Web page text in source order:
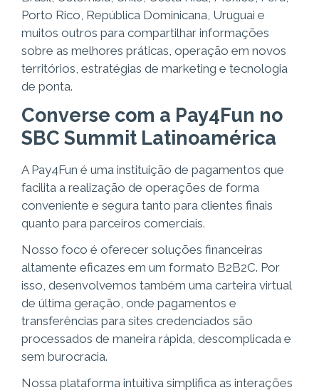
Porto Rico, República Dominicana, Uruguai e
muitos outros para compartilhar informações
sobre as melhores práticas, operação em novos
territórios, estratégias de marketing e tecnologia
de ponta.
Converse com a Pay4Fun no
SBC Summit Latinoamérica
A Pay4Fun é uma instituição de pagamentos que
facilita a realização de operações de forma
conveniente e segura tanto para clientes finais
quanto para parceiros comerciais.
Nosso foco é oferecer soluções financeiras
altamente eficazes em um formato B2B2C. Por
isso, desenvolvemos também uma carteira virtual
de última geração, onde pagamentos e
transferências para sites credenciados são
processados de maneira rápida, descomplicada e
sem burocracia.
Nossa plataforma intuitiva simplifica as interações